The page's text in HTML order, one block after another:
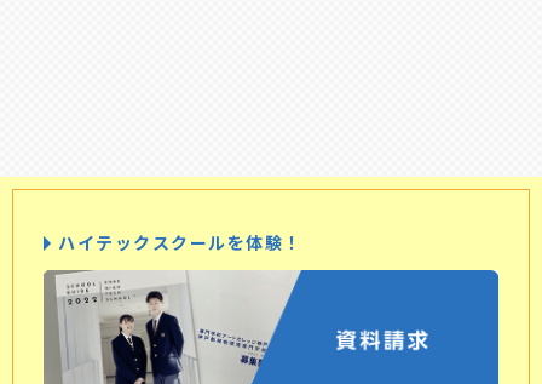
ハイテックスクールを体験！